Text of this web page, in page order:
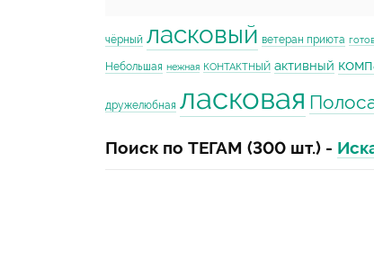
чёрный ласковый ветеран приюта
Небольшая нежная КОНТАКТНЫЙ активный
дружелюбная ласковая
Поиск по ТЕГАМ (300 шт.) -